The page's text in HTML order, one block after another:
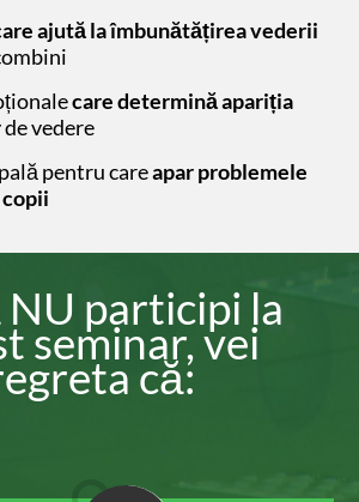
ajută la îmbunătățirea vederii
care determină apariția
de vedere
pentru careapar problemele
NU participi la
seminar, vei
că: